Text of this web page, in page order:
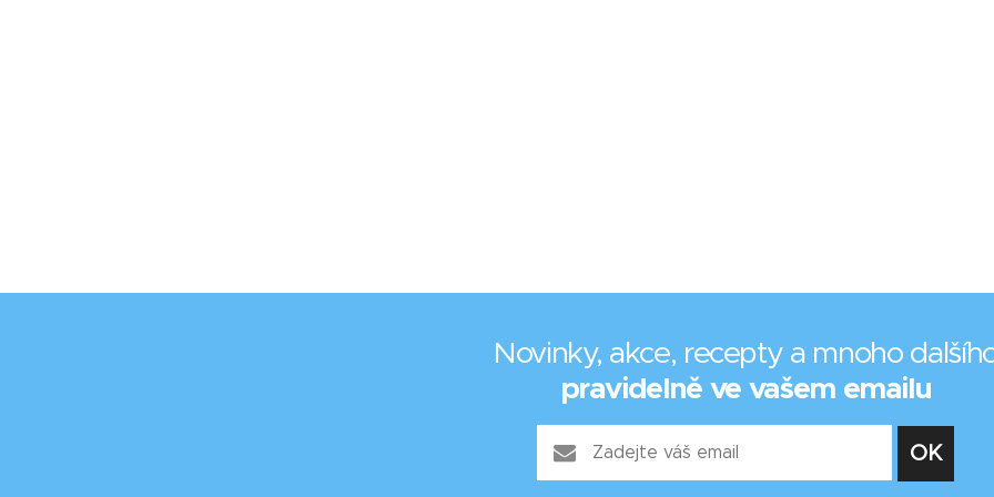
Novinky, akce, recepty a mnoho
pravidelně ve vašem emailu